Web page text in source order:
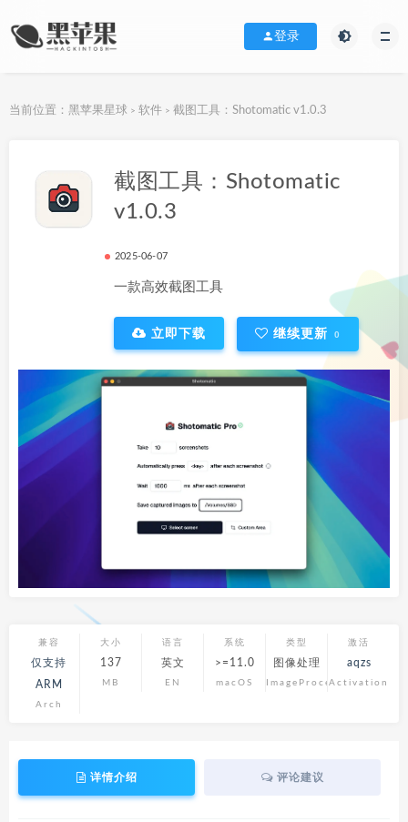
登录
当前位置： 黑苹果星球 > 软件 > 截图工具：Shotomatic v1.0.3
截图工具：Shotomatic
v1.0.3
2025-06-07
一款高效截图工具
立即下载 继续更新 0
兼容
仅支持
ARM
Arch
大小
137
MB
语言
英文
EN
系统
>=11.0
macOS
类型
图像处理
ImageProcess
激活
aqzs
Activation
详情介绍 评论建议